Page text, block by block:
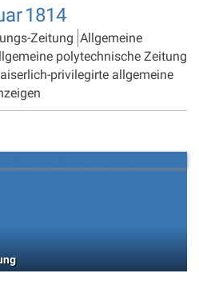
1814
Zeitung Allgemeine
polytechnische Zeitung
privilegirte allgemeine